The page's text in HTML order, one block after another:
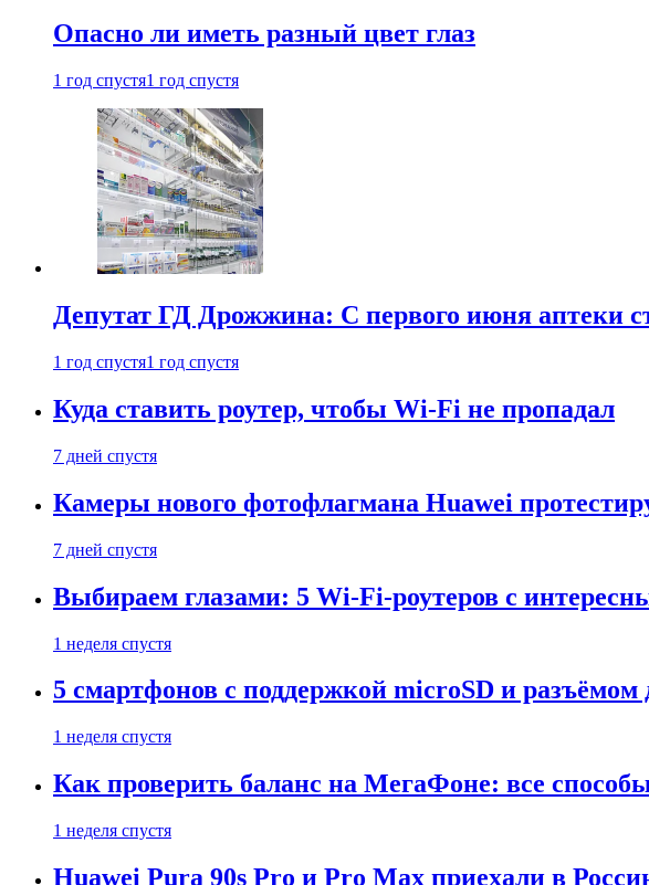
Опасно ли иметь разный цвет глаз
1 год спустя1 год спустя
Депутат ГД Дрожжина: С первого июня аптеки
1 год спустя1 год спустя
Куда ставить роутер, чтобы Wi-Fi не пропадал
7 дней спустя
Камеры нового фотофлагмана Huawei
7 дней спустя
Выбираем глазами: 5 Wi-Fi-роутеров с
1 неделя спустя
5 смартфонов с поддержкой microSD и разъёмом
1 неделя спустя
Как проверить баланс на МегаФоне: все
1 неделя спустя
Huawei Pura 90s Pro и Pro Max приехали в